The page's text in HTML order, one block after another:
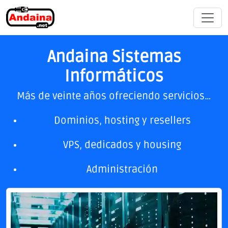
Andaina Sistemas
Informáticos
Más de veinte años ofreciendo servicios…
Dominios, hosting y resellers
VPS, dedicados y housing
Administración